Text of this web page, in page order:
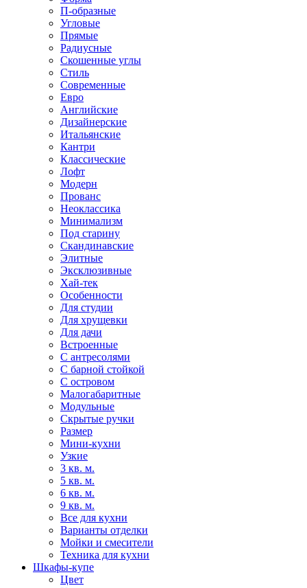
П-образные
Угловые
Прямые
Радиусные
Скошенные углы
Стиль
Современные
Евро
Английские
Дизайнерские
Итальянские
Кантри
Классические
Лофт
Модерн
Прованс
Неоклассика
Минимализм
Под старину
Скандинавские
Элитные
Эксклюзивные
Хай-тек
Особенности
Для студии
Для хрущевки
Для дачи
Встроенные
С антресолями
С барной стойкой
С островом
Малогабаритные
Модульные
Скрытые ручки
Размер
Мини-кухни
Узкие
3 кв. м.
5 кв. м.
6 кв. м.
9 кв. м.
Все для кухни
Варианты отделки
Мойки и смесители
Техника для кухни
Шкафы-купе
Цвет